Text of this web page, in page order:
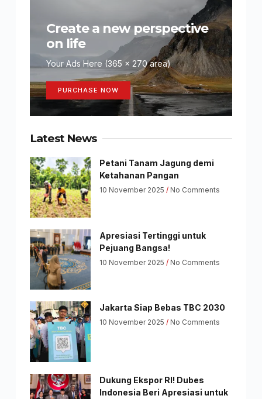
Create a new perspective
on life
Your Ads Here (365 x 270 area)
PURCHASE NOW
Latest News
Petani Tanam Jagung demi
Ketahanan Pangan
10 November 2025 No Comments
Apresiasi Tertinggi untuk
Pejuang Bangsa!
10 November 2025 No Comments
Jakarta Siap Bebas TBC 2030
10 November 2025 No Comments
Dukung Ekspor RI! Dubes
Indonesia Beri Apresiasi untuk